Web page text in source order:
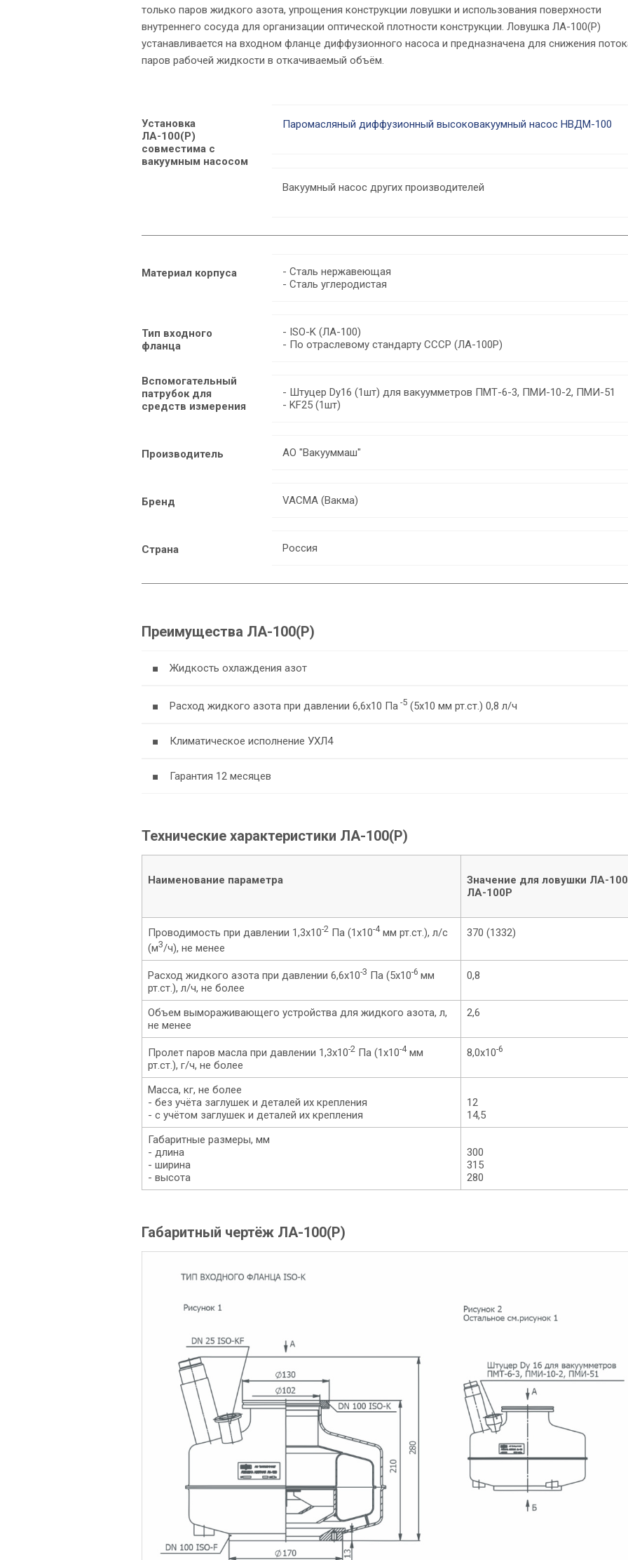
только паров жидкого азота, упрощения конструкции ловушки и использования поверхности
внутреннего сосуда для организации оптической плотности конструкции. Ловушка ЛА-100(Р)
устанавливается на входном фланце диффузионного насоса и предназначена для снижения
паров рабочей жидкости в откачиваемый объём.
Установка
ЛА-100(Р)
совместима с
вакуумным насосом
Паромасляный диффузионный высоковакуумный насос НВДМ-100
Вакуумный насос других производителей
Материал корпуса
- Сталь нержавеющая
- Сталь углеродистая
Тип входного
фланца
- ISO-K (ЛА-100)
- По отраслевому стандарту СССР (ЛА-100Р)
Вспомогательный
патрубок для
средств измерения
- Штуцер Dy16 (1шт) для вакуумметров ПМТ-6-3, ПМИ-10-2, ПМИ-51
- KF25 (1шт)
Производитель АО "Вакууммаш"
Бренд VACMA (Вакма)
Страна Россия
Преимущества ЛА-100(Р)
■ Жидкость охлаждения азот
■ Расход жидкого азота при давлении 6,6х10 Па -5 (5х10 мм рт.ст.) 0,8 л/ч
■ Климатическое исполнение УХЛ4
■ Гарантия 12 месяцев
Технические характеристики ЛА-100(Р)
Наименование параметра Значение для ловушки ЛА-
ЛА-100Р
Проводимость при давлении 1,3х10-2 Па (1х10-4мм рт.ст.), л/с
(м3/ч), не менее
370 (1332)
Расход жидкого азота при давлении 6,6х10-3 Па (5х10-6 мм
рт.ст.), л/ч, не более
0,8
Объем вымораживающего устройства для жидкого азота, л,
не менее
2,6
Пролет паров масла при давлении 1,3х10-2 Па (1х10-4мм
рт.ст.), г/ч, не более
8,0х10-6
Масса, кг, не более
- без учёта заглушек и деталей их крепления
- с учётом заглушек и деталей их крепления
12
14,5
Габаритные размеры, мм
- длина
- ширина
- высота
300
315
280
Габаритный чертёж ЛА-100(Р)